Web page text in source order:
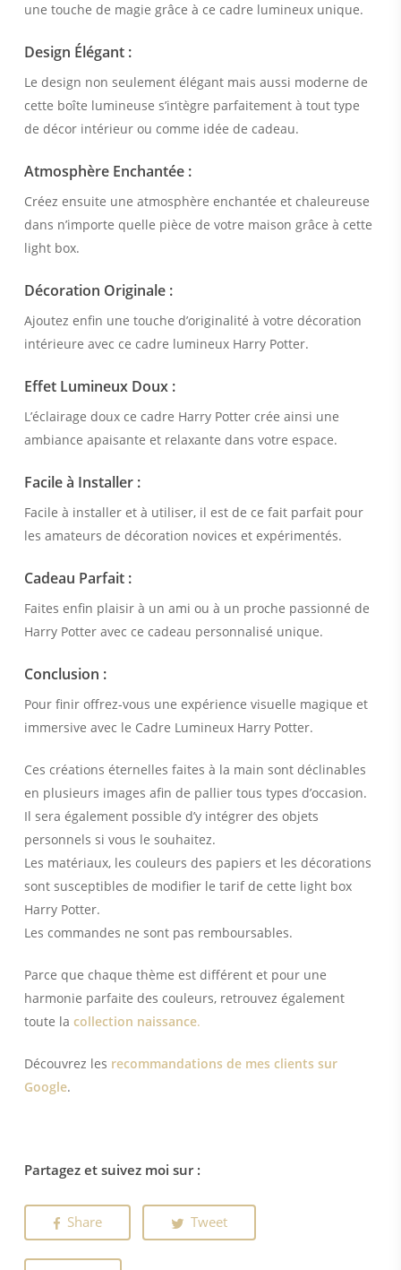
une touche de magie grâce à ce cadre lumineux unique.
Design Élégant :
Le design non seulement élégant mais aussi moderne de
cette boîte lumineuse s’intègre parfaitement à tout type
de décor intérieur ou comme idée de cadeau.
Atmosphère Enchantée :
Créez ensuite une atmosphère enchantée et chaleureuse
dans n’importe quelle pièce de votre maison grâce à cette
light box.
Décoration Originale :
Ajoutez enfin une touche d’originalité à votre décoration
intérieure avec ce cadre lumineux Harry Potter.
Effet Lumineux Doux :
L’éclairage doux ce cadre Harry Potter crée ainsi une
ambiance apaisante et relaxante dans votre espace.
Facile à Installer :
Facile à installer et à utiliser, il est de ce fait parfait pour
les amateurs de décoration novices et expérimentés.
Cadeau Parfait :
Faites enfin plaisir à un ami ou à un proche passionné de
Harry Potter avec ce cadeau personnalisé unique.
Conclusion :
Pour finir offrez-vous une expérience visuelle magique et
immersive avec le Cadre Lumineux Harry Potter.
Ces créations éternelles faites à la main sont déclinables
en plusieurs images afin de pallier tous types d’occasion.
Il sera également possible d’y intégrer des objets
personnels si vous le souhaitez.
Les matériaux, les couleurs des papiers et les décorations
sont susceptibles de modifier le tarif de cette light box
Harry Potter.
Les commandes ne sont pas remboursables.
Parce que chaque thème est différent et pour une
harmonie parfaite des couleurs, retrouvez également
toute lacollection naissance.
Découvrez les recommandations de mes clients sur
Google.
Partagez et suivez moi sur :
Share Tweet